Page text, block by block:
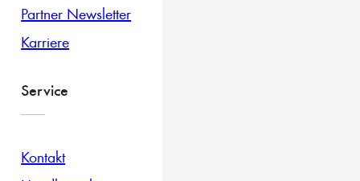
Partner Newsletter
Karriere
Service
Kontakt